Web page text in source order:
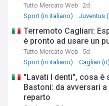
Tutto Mercato Web 2d
Sport (in italiano)
Juventus
Terremoto Cagliari:
è pronto ad usare un
Tutto Mercato Web
5d
Sport (in italiano)
Cagliari (it)
"Lavati I denti", cosa
Bastoni: da avversari
reparto